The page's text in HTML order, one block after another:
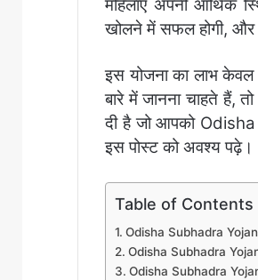
महिलाएं अपनी आर्थिक
खोलने में सफल होगी, और
इस योजना का लाभ केवल
बारे में जानना चाहते हैं,
दी है जो आपको
इस पोस्ट को अवश्य पढ़े।
Table of Contents
Odisha Subhadra
Odisha Subhadra
Odisha Subhadra